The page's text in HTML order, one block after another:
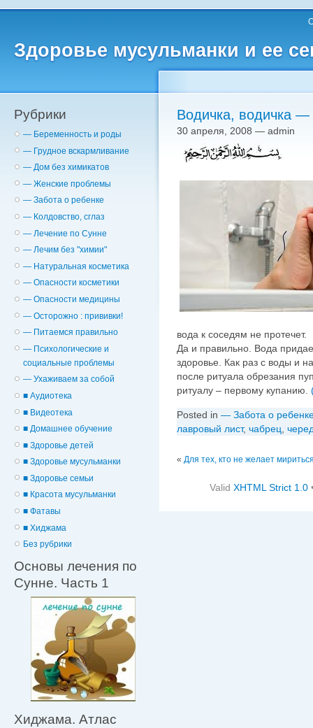
Здоровье мусульманки и ее
Рубрики
— Беременность и роды
— Грудное вскармливание
— Дом без химикатов
— Женские проблемы
— Забота о ребенке
— Колдовство, сглаз
— Лечение по Сунне
— Лечим без "химии"
— Натуральная косметика
— Опасности косметики
— Опасности медицины
— Осторожно : прививки!
— Питаемся правильно
— Психологические и
cоциальные проблемы
— Ухаживаем за собой
■ Аудиотека
■ Видеотека
■ Домашнее обучение
■ Здоровье детей
■ Здоровье мусульманки
■ Здоровье семьи
■ Красота мусульманки
■ Фатавы
■ Хиджама
Без рубрики
Основы лечения по
Сунне. Часть 1
Хиджама. Атлас
Водичка, водичка
30 апреля, 2008 — admin
вода к соседям не протечет.
Да и правильно. Вода
здоровье. Как раз с воды и
после ритуала обрезания
ритуалу – первому купанию.
Posted in — Забота о
лавровый лист, чабрец,
« Для тех, кто не желает
ValidXHTML Strict 1.0